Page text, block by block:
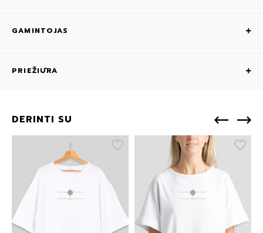
GAMINTOJAS
PRIEŽIŪRA
DERINTI SU